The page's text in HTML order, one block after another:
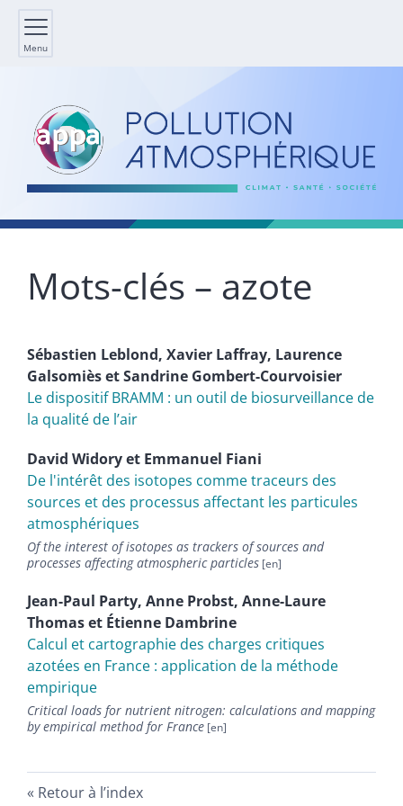
Menu
Mots-clés – azote
Sébastien Leblond, Xavier Laffray, Laurence
GalsomièsetSandrine Gombert-Courvoisier
Le dispositif BRAMM : un outil de biosurveillance de
la qualité de l’air
David Widoryet Emmanuel Fiani
De l'intérêt des isotopes comme traceurs des
sources et des processus affectant les particules
atmosphériques
Of the interest of isotopes as trackers of sources and
processes affecting atmospheric particles
Jean-Paul Party, Anne Probst, Anne-Laure
Thomaset Étienne Dambrine
Calcul et cartographie des charges critiques
azotées en France : application de la méthode
empirique
Critical loads for nutrient nitrogen: calculations and mapping
by empirical method for France
Retour à l’index